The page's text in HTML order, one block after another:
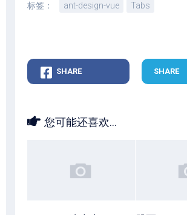
标签： ant-design-vue Tabs
SHARE SHARE
您可能还喜欢...